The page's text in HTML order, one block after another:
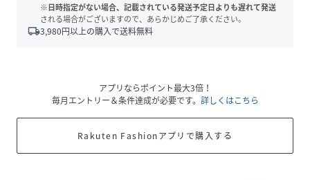
※日時指定がない場合、記載されている発送予定日よりも遅れて発送
される場合がございますので、あらかじめご了承ください。
local_shipping3,980円以上の購入で送料無料
アプリならポイント最大3倍！
毎月エントリー＆条件達成が必要です。 詳しくはこちら
Rakuten Fashionアプリで購入する